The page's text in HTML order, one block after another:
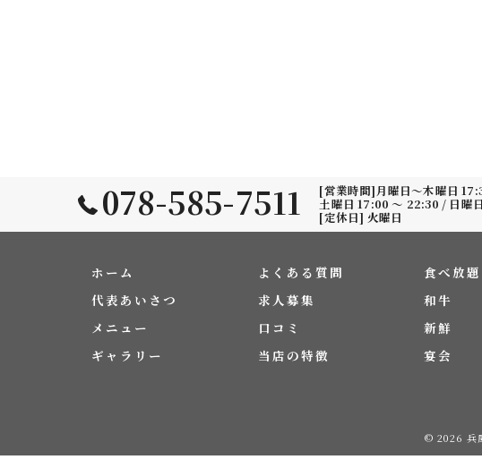
078-585-7511
[営業時間]月曜日～木曜日
土曜日 17:00 〜 22:30 / 日曜
[定休日] 火曜日
ホーム
代表あいさつ
メニュー
ギャラリー
よくある質問
求人募集
口コミ
当店の特徴
食べ放題
和牛
新鮮
宴会
© 2026 兵